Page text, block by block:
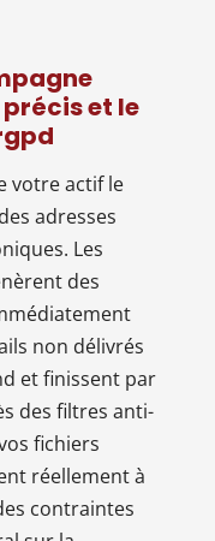
et le
votre actif le
adresses
Les
des
non délivrés
et finissent par
des filtres anti-
fichiers
réellement à
contraintes